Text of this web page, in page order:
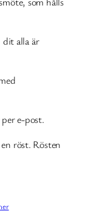
dit alla är
e-post.
röst. Rösten